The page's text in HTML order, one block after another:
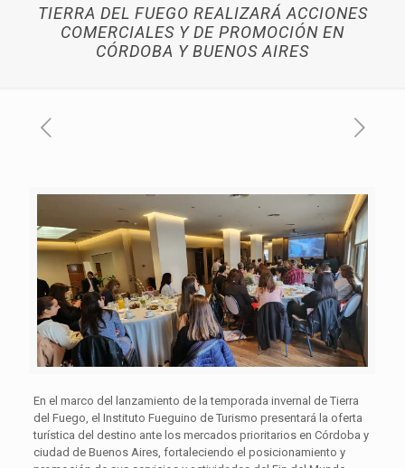
TIERRA DEL FUEGO REALIZARÁ ACCIONES
COMERCIALES Y DE PROMOCIÓN EN
CÓRDOBA Y BUENOS AIRES
En el marco del lanzamiento de la temporada invernal de Tierra
del Fuego, el Instituto Fueguino de Turismo presentará la oferta
turística del destino ante los mercados prioritarios en Córdoba y
ciudad de Buenos Aires, fortaleciendo el posicionamiento y